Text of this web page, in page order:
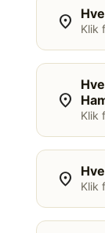
location_on Klik
location_on
Klik
location_on Klik